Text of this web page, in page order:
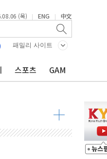
(목) | ENG | 中文
패밀리 사이트
스포츠 GAM
리 특위 출범